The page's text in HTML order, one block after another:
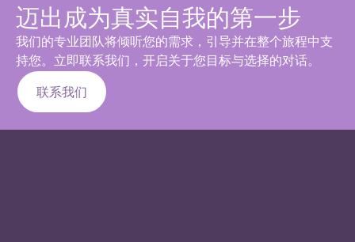
迈出成为真实自我的第一步
我们的专业团队将倾听您的需求，引导并在整个旅程中支
持您。立即联系我们，开启关于您目标与选择的对话。
联系我们